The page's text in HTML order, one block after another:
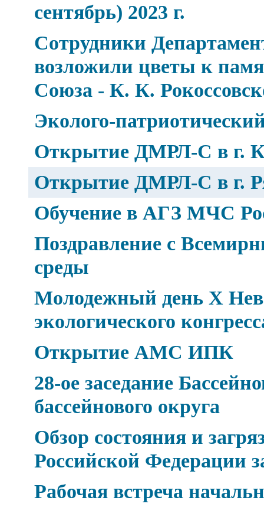
сентябрь) 2023 г.
Сотрудники
возложили цветы к
Союза - К. К.
Эколого-
Открытие ДМРЛ-С в г.
Открытие ДМРЛ-С в г.
Обучение в АГЗ МЧС
Поздравление с
среды
Молодежный день Х
экологического
Открытие АМС ИПК
28-ое заседание
бассейнового округа
Обзор состояния и
Российской Федерации
Рабочая встреча